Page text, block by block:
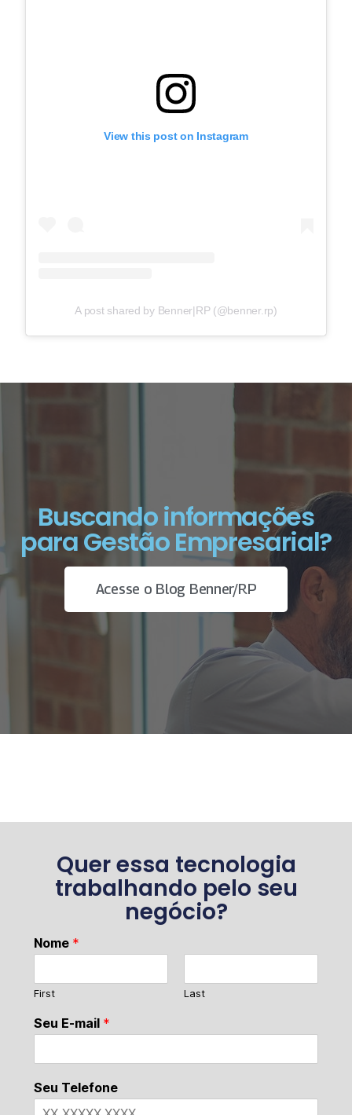
View this post on Instagram
A post shared by Benner|RP (@benner.rp)
Buscando informações
para Gestão Empresarial?
Acesse o Blog Benner/RP
Quer essa tecnologia
trabalhando pelo seu
negócio?
Nome *
First Last
Seu E-mail *
Seu Telefone